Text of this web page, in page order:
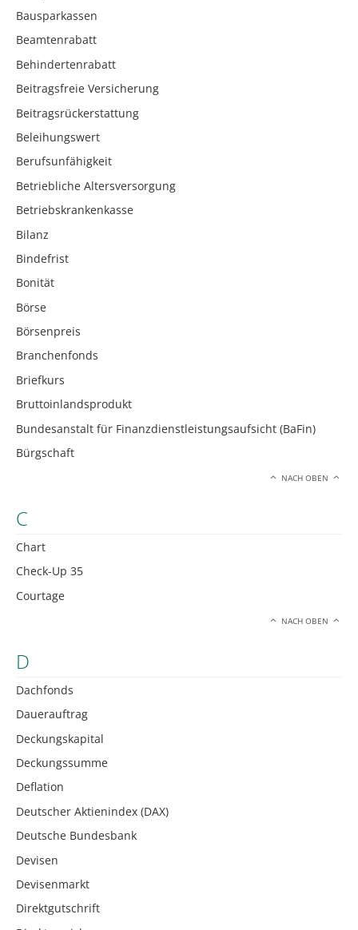
Bausparkassen
Beamtenrabatt
Behindertenrabatt
Beitragsfreie Versicherung
Beitragsrückerstattung
Beleihungswert
Berufsunfähigkeit
Betriebliche Altersversorgung
Betriebskrankenkasse
Bilanz
Bindefrist
Bonität
Börse
Börsenpreis
Branchenfonds
Briefkurs
Bruttoinlandsprodukt
Bundesanstalt für Finanzdienstleistungsaufsicht (BaFin)
Bürgschaft
NACH OBEN
C
Chart
Check-Up 35
Courtage
NACH OBEN
D
Dachfonds
Dauerauftrag
Deckungskapital
Deckungssumme
Deflation
Deutscher Aktienindex (DAX)
Deutsche Bundesbank
Devisen
Devisenmarkt
Direktgutschrift